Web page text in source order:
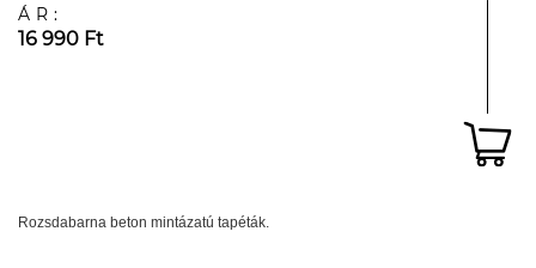
ÁR:
16 990 Ft
Rozsdabarna beton mintázatú tapéták.